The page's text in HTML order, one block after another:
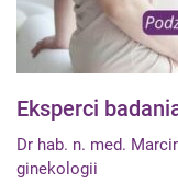
Eksperci
Dr hab. n. med.
ginekologii